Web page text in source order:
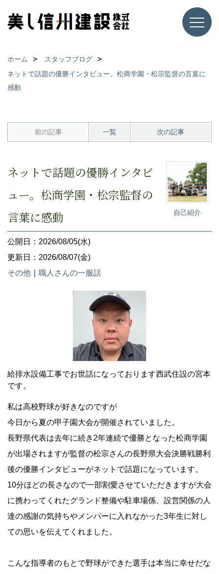
ホーム
スタッフブログ
ネットで話題の優勝インタビュー。松商学園・松宗監督の言葉に
感動
前の記事 一覧 次の記事
自己紹介
ネットで話題の優勝インタビ
ュー。松商学園・松宗監督の
言葉に感動
公開日：2026/08/05(水)
更新日：2026/08/07(金)
その他
職人さんの一服話
給排水設備工事でお世話になっております西武住設の宮本
です。
私は高校野球が好きなのですが
今日から夏の甲子園大会が開催されていました。
長野県代表は去年に続き2年連続で優勝となった松商学園
が出場されますが監督の松宗さんの長野県大会決勝戦勝利
後の優勝インタビ ューがネットで話題になっています。
10分ほどの長さなので一部割愛させていただきますが大会
に携わってくれたグランド整備や駐車場係、設営関係の人
達の感謝の気持ちやメンバーに入れなかった3年生に対し
ての思いを伝えてくれました。
こんな指導者のもとで野球ができた選手は本当に幸せだな